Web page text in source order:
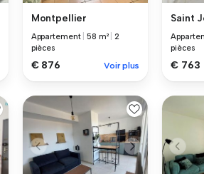
Montpellier
Appartement |58 m² |2
pièces
€ 876 Voir plus
Saint
pièces
€ 763